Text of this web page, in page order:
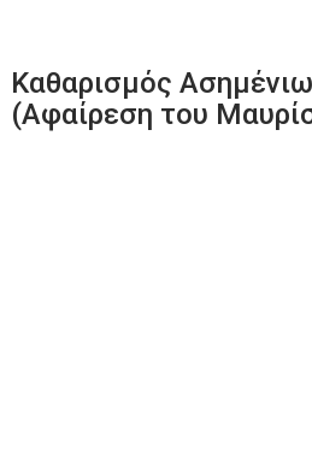
Καθαρισμός
(Αφαίρεση του